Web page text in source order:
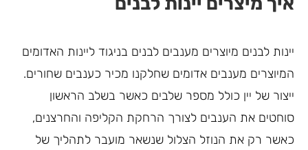
יינות לבנים מיוצרים מענבים לבנים בניגוד ליינות האדומים
המיוצרים מענבים אדומים שחלקנו מכיר כענבים שחורים.
ייצור של יין כולל מספר שלבים כאשר בשלב הראשון
סוחטים את הענבים לצורך הרחקת הקליפה והחרצנים,
כאשר רק את הנוזל הצלול שנשאר מועבר לתהליך של